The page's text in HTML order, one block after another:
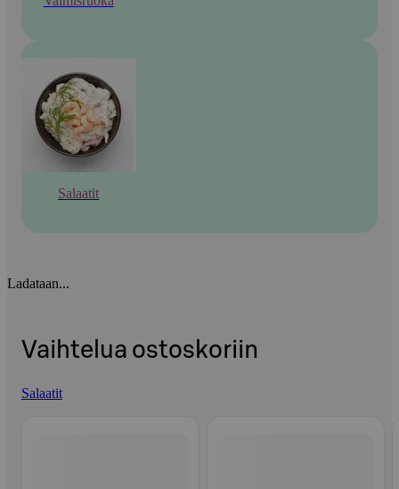
Salaatit
Ladataan...
Vaihtelua ostoskoriin
Salaatit